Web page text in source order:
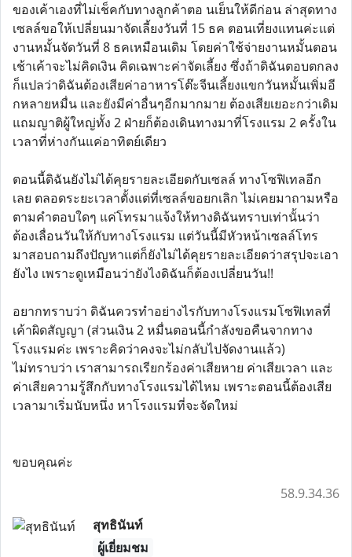
ของเค้าเองที่ไม่เช็คกับทางลูกค้าตอ นเย็นให้ดีก่อน ล่าสุดทาง
เซลล์ขอให้เปลี่ยนมาจัดเลี้ยงวันที่ 15 ธค ตอนเที่ยงแทนค่ะแต่
งานหมั้นจัดวันที่ 8 ธคเหมือนเดิม โดยค่าใช้จ่ายงานหมั้นตอน
เช้าเค้าจะไม่คิดเงิน คิดเฉพาะค่าจัดเลี้ยง ซึ่งถ้าดิฉันตอบตกลง
ก็แปลว่าดิฉันต้องเสียค่าอาหารโต๊ะจีนเลี้ยงแขกวันหมั้นเพิ่มอี
กหลายหมื่น และยังมีค่าอื่นๆอีกมากมาย ต้องเสียเยอะกว่าเดิม
แถมญาติผู้ใหญ่ทั้ง 2 ฝ่ายก็ต้องเดินทางมาที่โรงแรม 2 ครั้งใน
เวลาที่ห่างกันแค่อาทิตย์เดียว
ตอนนี้ดิฉันยังไม่ได้คุยรายละเอียดกับเซลล์ ทางโซฟิเทลอีก
เลย ตลอดระยะเวลาตั้งแต่ที่เซลล์ขอยกเลิก ไม่เคยมาถามหรือ
ตามคำตอบใดๆ แค่โทรมาแจ้งให้ทางดิฉันทราบเท่านั้นว่า
ต้องเลื่อนวันให้กับทางโรงแรม แต่วันนี้มีหัวหน้าเซลล์โทร
มาสอบถามถึงปัญหาแต่ก็ยังไม่ได้คุยรายละเอียดว่าสรุปจะเอา
ยังไง เพราะดูเหมือนว่ายังไงดิฉันก็ต้องเปลี่ยนวัน!!
อยากทราบว่า ดิฉันควรทำอย่างไรกับทางโรงแรมโซฟิเทลที่
เค้าผิดสัญญา (ส่วนเงิน 2 หมื่นตอนนี้กำลังขอคืนจากทาง
โรงแรมค่ะ เพราะคิดว่าคงจะไม่กลับไปจัดงานแล้ว)
ไม่ทราบว่า เราสามารถเรียกร้องค่าเสียหาย ค่าเสียเวลา และ
ค่าเสียความรู้สึกกับทางโรงแรมได้ไหม เพราะตอนนี้ต้องเสีย
เวลามาเริ่มนับหนึ่ง หาโรงแรมที่จะจัดใหม่
ขอบคุณค่ะ
58.9.34.36
สุทธินันท์
ผู้เยี่ยมชม